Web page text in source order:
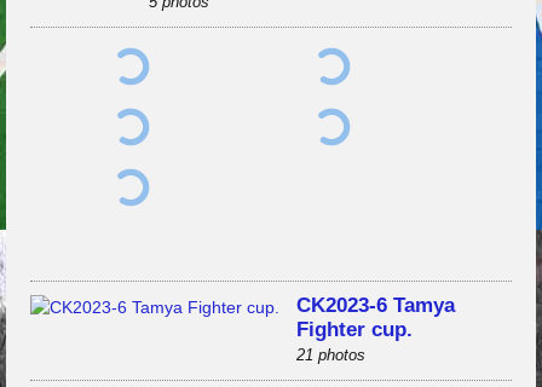
CK2023-6 Tamya
Fighter cup.
21 photos